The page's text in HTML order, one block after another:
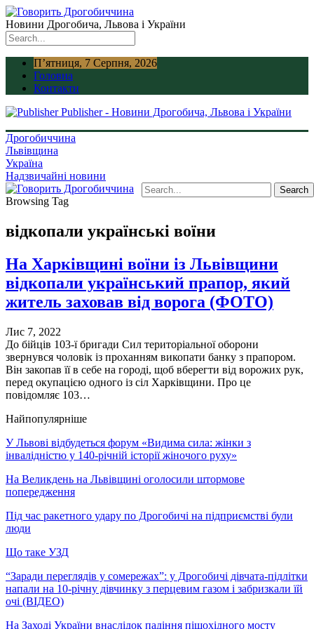
Новини Дрогобича, Львова і України
П’ятниця, 7 Серпня, 2026
Головна
Контакти
Publisher - Новини Дрогобича, Львова і України
Дрогобиччина
Львівщина
Україна
Надзвичайні новини
Browsing Tag
відкопали українські воїни
На Харківщині воїни із Львівщини
відкопали український прапор, який
житель заховав від ворога (ФОТО)
Лис 7, 2022
До бійців 103-ї бригади Сил територіальної оборони
звернувся чоловік із проханням викопати банку з прапором.
Він закопав її в себе на городі, щоб вберегти від ворожих рук,
перед окупацією одного із сіл Харківщини. Про це
повідомляє 103…
Найпопулярніше
У Львові відбудеться форум «Видима сила: жінки з
інвалідністю у 140-річній історії жіночого руху»
На Великдень на Львівщині оголосили штормове
попередження
Під час ракетного удару по Дрогобичі на підприємстві були
люди
Що таке УЗД
“Заради переглядів у сомережах”: у Дрогобичі дівчата-підлітки
напали на 10-річну дівчинку з перцевим газом і забризкали їй
очі (ВІДЕО)
На Заході України внаслідок падіння пішохідного мосту